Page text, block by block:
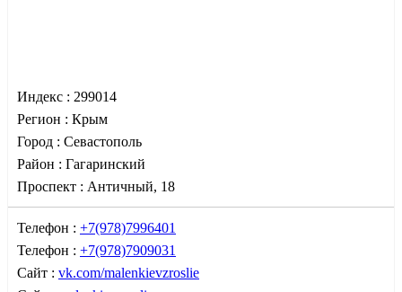
Индекс : 299014
Регион : Крым
Город : Севастополь
Район : Гагаринский
Проспект : Античный, 18
Телефон : +7(978)7996401
Телефон : +7(978)7909031
Сайт : vk.com/malenkievzroslie